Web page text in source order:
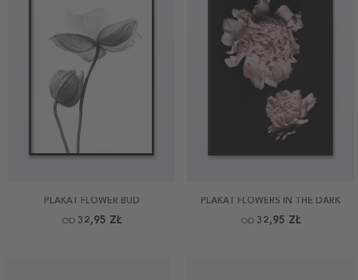
PLAKAT FLOWER BUD
OD 32,95 ZŁ
PLAKAT FLOWERS IN THE DARK
OD 32,95 ZŁ